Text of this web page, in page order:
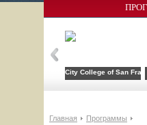
City College of San
Главная Программы